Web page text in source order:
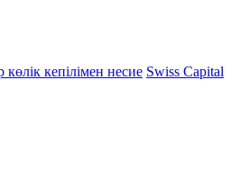
кепілімен несие Swiss Сapital